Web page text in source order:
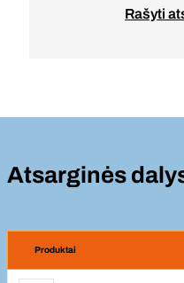
Rašyti
Atsarginės
Produktai